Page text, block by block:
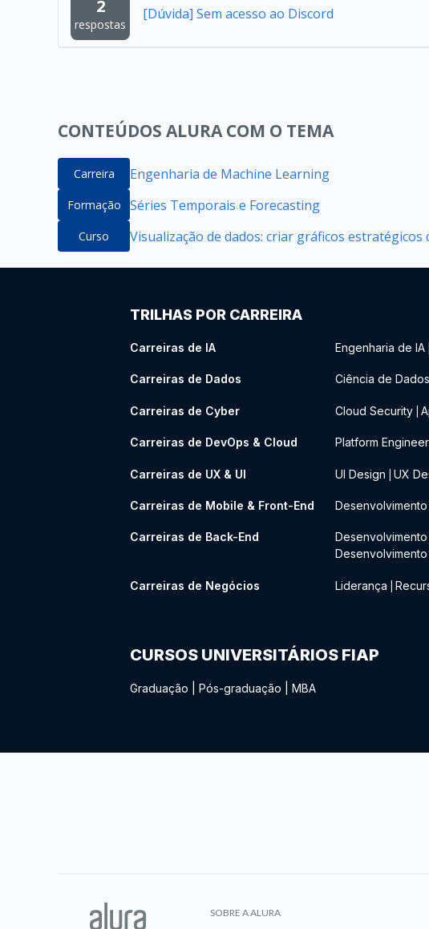
2
respostas
[Dúvida] Sem acesso ao Discord
CONTEÚDOS ALURA COM O TEMA
Carreira Engenharia de Machine Learning
Formação Séries Temporais e Forecasting
Curso Visualização de dados: criar gráficos estratégicos
TRILHAS POR CARREIRA
Carreiras de IA Engenharia de IA
Carreiras de Dados Ciência de Dados
Carreiras de Cyber Cloud Security
Carreiras de DevOps & Cloud Platform
Carreiras de UX & UI UI Design UX
Carreiras de Mobile & Front-End
Carreiras de Back-End Desenvolvimento
Carreiras de Negócios Liderança
CURSOS UNIVERSITÁRIOS FIAP
Graduação Pós-graduação MBA
SOBRE A ALURA